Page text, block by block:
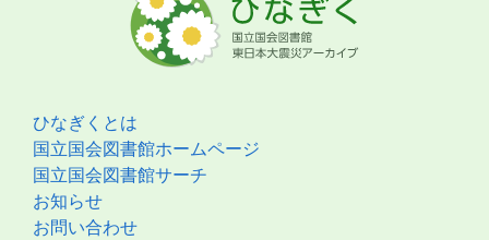
ひなぎくとは
国立国会図書館ホームページ
国立国会図書館サーチ
お知らせ
お問い合わせ